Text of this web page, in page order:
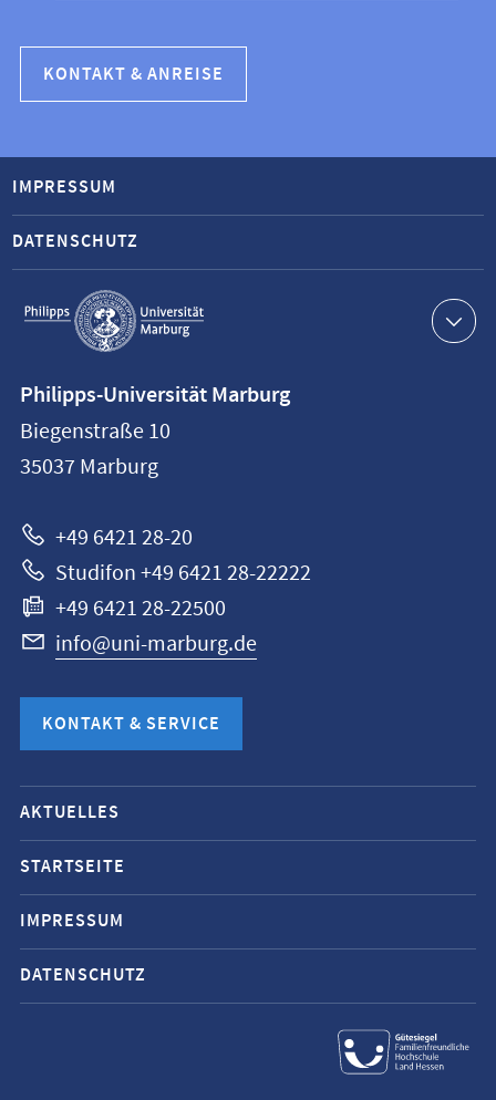
KONTAKT & ANREISE
Service-
Navigation
IMPRESSUM
DATENSCHUTZ
Philipps-
Universität
Marburg
Philipps-Universität Marburg
Biegenstraße 10
35037 Marburg
+49 6421 28-20
Studifon +49 6421 28-22222
+49 6421 28-22500
info@uni-marburg.de
KONTAKT & SERVICE
Mobile-
Service-
Navigation
und
Social
Media
Kontakte
AKTUELLES
STARTSEITE
IMPRESSUM
DATENSCHUTZ